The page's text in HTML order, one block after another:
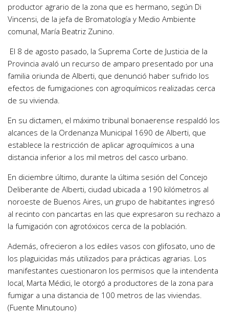
productor agrario de la zona que es hermano, según Di
Vincensi, de la jefa de Bromatología y Medio Ambiente
comunal, María Beatriz Zunino.
El 8 de agosto pasado, la Suprema Corte de Justicia de la
Provincia avaló un recurso de amparo presentado por una
familia oriunda de Alberti, que denunció haber sufrido los
efectos de fumigaciones con agroquímicos realizadas cerca
de su vivienda.
En su dictamen, el máximo tribunal bonaerense respaldó los
alcances de la Ordenanza Municipal 1690 de Alberti, que
establece la restricción de aplicar agroquímicos a una
distancia inferior a los mil metros del casco urbano.
En diciembre último, durante la última sesión del Concejo
Deliberante de Alberti, ciudad ubicada a 190 kilómetros al
noroeste de Buenos Aires, un grupo de habitantes ingresó
al recinto con pancartas en las que expresaron su rechazo a
la fumigación con agrotóxicos cerca de la población.
Además, ofrecieron a los ediles vasos con glifosato, uno de
los plaguicidas más utilizados para prácticas agrarias. Los
manifestantes cuestionaron los permisos que la intendenta
local, Marta Médici, le otorgó a productores de la zona para
fumigar a una distancia de 100 metros de las viviendas.
(Fuente Minutouno)